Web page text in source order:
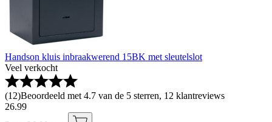
Handson kluis inbraakwerend 15BK met sleutelslot
Veel verkocht
(12)Beoordeeld met 4.7 van de 5 sterren, 12 klantreviews
26.99